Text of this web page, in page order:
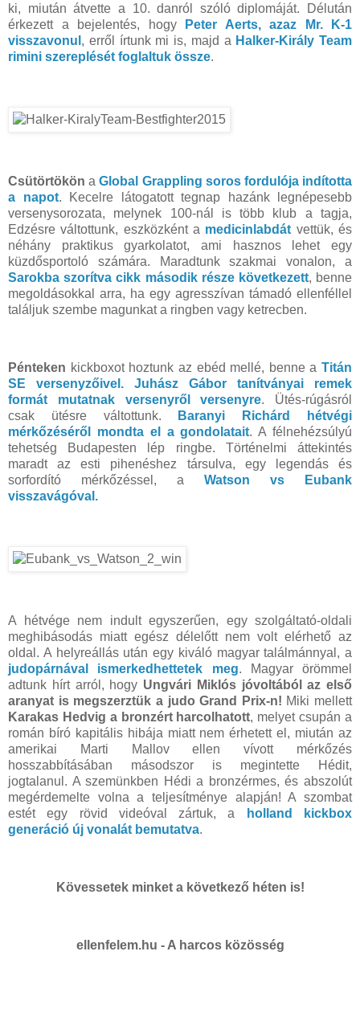
ki, miután átvette a 10. danról szóló diplomáját. Délután
érkezett a bejelentés, hogy
Peter Aerts, azaz Mr. K-1
visszavonul , erről írtunk mi is, majd a Halker-Király Team
rimini szereplését foglaltuk össze.
Csütörtökön aGlobal Grappling soros fordulója indította
a napot. Kecelre látogatott tegnap hazánk legnépesebb
versenysorozata, melynek 100-nál is több klub a tagja,
Edzésre váltottunk, eszközként a medicinlabdát vettük, és
néhány praktikus gyarkolatot, ami hasznos lehet egy
küzdősportoló számára. Maradtunk szakmai vonalon, a
Sarokba szorítva cikk második része következett, benne
megoldásokkal arra, ha egy agresszívan támadó ellenféllel
találjuk szembe magunkat a ringben vagy ketrecben.
Pénteken kickboxot hoztunk az ebéd mellé, benne a Titán
SE versenyzőivel. Juhász Gábor tanítványai remek
formát mutatnak versenyről versenyre. Ütés-rúgásról
csak ütésre váltottunk.
Baranyi Richárd hétvégi
mérkőzéséről mondta el a gondolatait. A félnehézsúlyú
tehetség Budapesten lép ringbe. Történelmi áttekintés
maradt az esti pihenéshez társulva, egy legendás és
sorfordító mérkőzéssel, a Watson vs Eubank
visszavágóval.
A hétvége nem indult egyszerűen, egy szolgáltató-oldali
meghibásodás miatt egész délelőtt nem volt elérhető az
oldal. A helyreállás után egy kiváló magyar találmánnyal, a
judopárnával ismerkedhettetek meg. Magyar örömmel
adtunk hírt arról, hogy Ungvári Miklós jóvoltából az első
aranyat is megszerztük a judo Grand Prix-n! Miki mellett
Karakas Hedvig a bronzért harcolhatott, melyet csupán a
román bíró kapitális hibája miatt nem érhetett el, miután az
amerikai Marti Mallov ellen vívott mérkőzés
hosszabbításában másodszor is megintette Hédit,
jogtalanul. A szemünkben Hédi a bronzérmes, és abszolút
megérdemelte volna a teljesítménye alapján! A szombat
estét egy rövid videóval zártuk, a
holland kickbox
generáció új vonalát bemutatva.
Kövessetek minket a következő héten is!
ellenfelem.hu - A harcos közösség